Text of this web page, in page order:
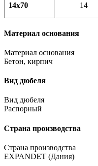
14х70 14
Материал основания
Материал основания
Бетон, кирпич
Вид дюбеля
Вид дюбеля
Распорный
Страна производства
Страна производства
EXPANDET (Дания)